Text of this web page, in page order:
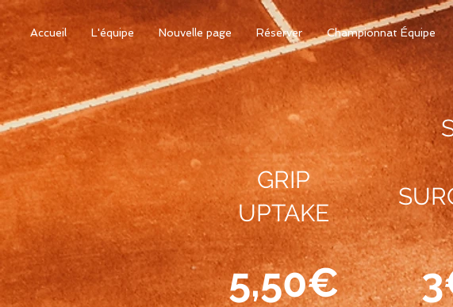
Accueil L'équipe Nouvelle page Réserver Championnat Équipe
GRIP
UPTAKE
5,50€